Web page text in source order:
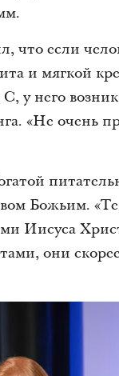
если
и мягкой
у него
«Не очень
Божьим.
Иисуса
они